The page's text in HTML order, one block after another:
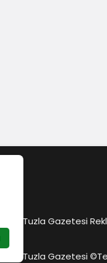
Tuzla Gazetesi
Tuzla Gazetesi ©